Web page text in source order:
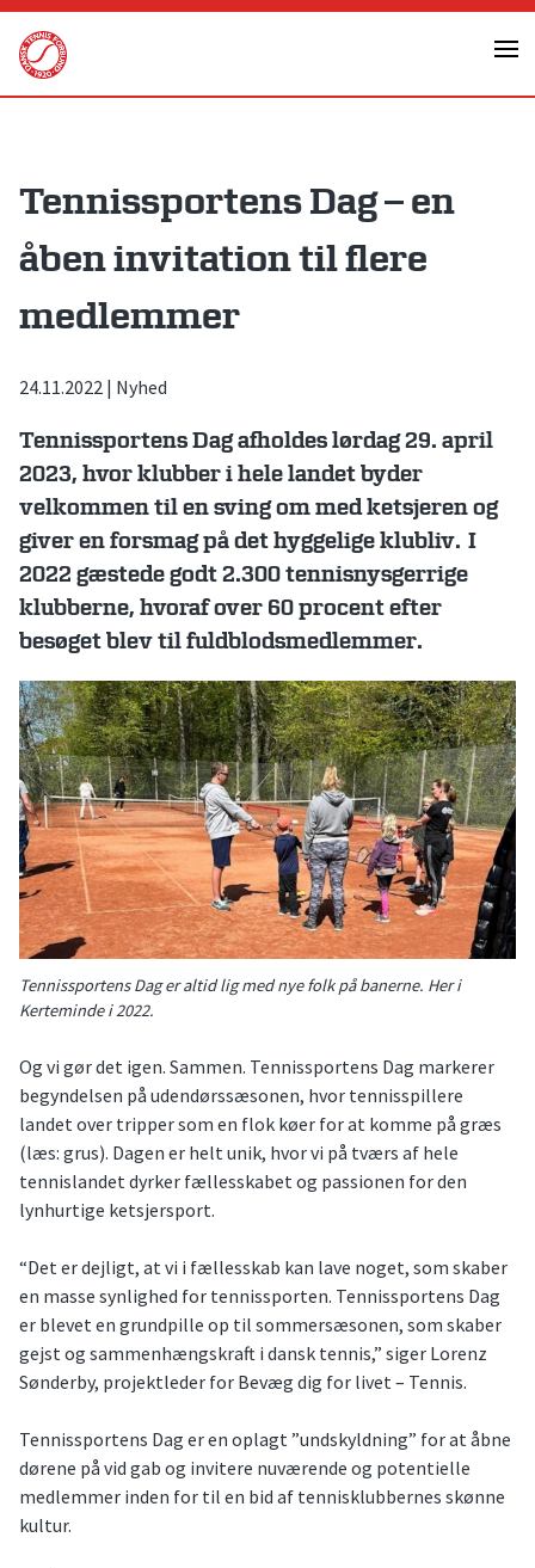
Skip
content
Tennissportens Dag – en
åben invitation til flere
medlemmer
24.11.2022 | Nyhed
Tennissportens Dagafholdes lørdag 29. april
2023, hvorklubber i hele landet byder
velkommen til en sving om med ketsjeren og
giver en forsmag på det hyggelige klubliv. I
2022 gæstede godt 2.300 tennisnysgerrige
klubberne, hvoraf over 60 procent efter
besøget blev til fuldblodsmedlemmer.
Tennissportens Dag er altid lig med nye folk på banerne. Her i
Kerteminde i 2022.
Og vi gør det igen. Sammen. Tennissportens Dag markerer
begyndelsen på udendørssæsonen, hvor tennisspillere
landet over tripper som en flok køer for at komme på græs
(læs: grus). Dagen er helt unik, hvor vi på tværs af hele
tennislandet dyrker fællesskabet og passionen for den
lynhurtige ketsjersport.
“Det er dejligt, at vi i fællesskab kan lave noget, som skaber
en masse synlighed for tennissporten. Tennissportens Dag
er blevet en grundpille op til sommersæsonen, som skaber
gejst og sammenhængskraft i dansk tennis,” siger Lorenz
Sønderby, projektleder for Bevæg dig for livet – Tennis.
Tennissportens Dag er en oplagt ”undskyldning” for at åbne
dørene på vid gab og invitere nuværende og potentielle
medlemmer inden for til en bid af tennisklubbernes skønne
kultur.